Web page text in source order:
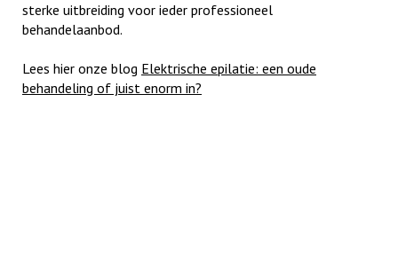
sterke uitbreiding voor ieder professioneel
behandelaanbod.
Lees hier onze blog Elektrische epilatie: een oude
behandeling of juist enorm in?